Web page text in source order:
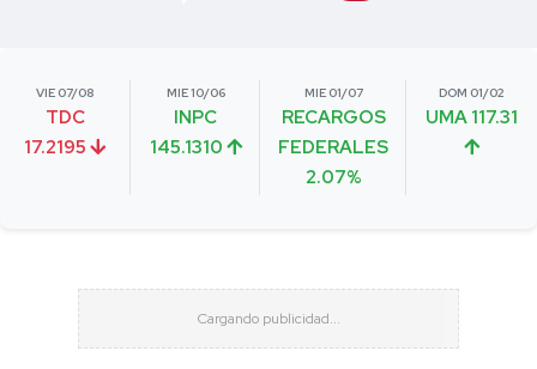
VIE 07/08
TDC
17.2195
MIE 10/06
INPC
145.1310
MIE 01/07
RECARGOS
FEDERALES
2.07%
DOM 01/02
UMA 117.31